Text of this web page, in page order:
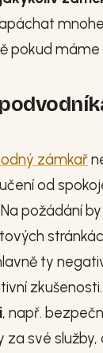
pokud
zámkař
od
požádání
ty
, např.
své